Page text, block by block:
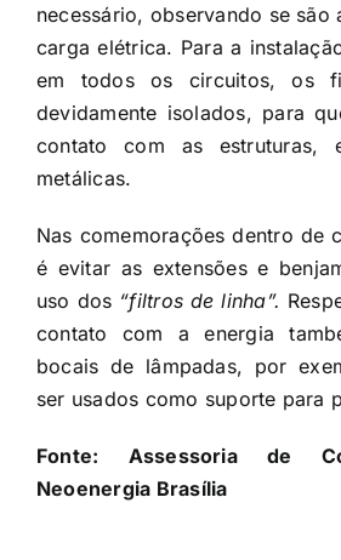
necessário, observando se são
carga elétrica. Para a
em todos os circuitos, os
devidamente isolados, para
contato com as estruturas,
metálicas.
Nas comemorações dentro de
é evitar as extensões e
uso dos “filtros de linha”.
contato com a energia
bocais de lâmpadas, por
ser usados como suporte para
Fonte: Assessoria de
Neoenergia Brasília